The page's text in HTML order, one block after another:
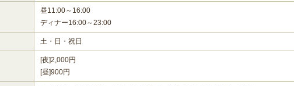
昼11:00～16:00
ディナー16:00～23:00
土・日・祝日
[夜]2,000円
[昼]900円